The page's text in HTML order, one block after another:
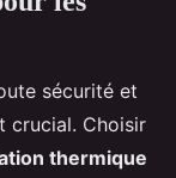
sécurité et
crucial. Choisir
thermique